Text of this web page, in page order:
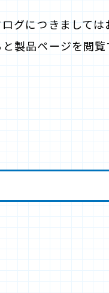
グにつきましては
製品ページを閲